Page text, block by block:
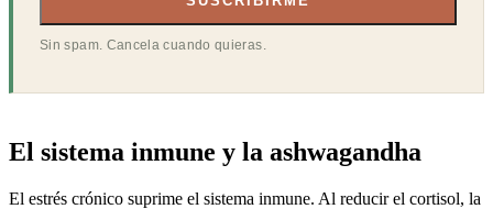
Sin spam. Cancela cuando quieras.
El sistema inmune y la ashwagandha
El estrés crónico suprime el sistema inmune. Al reducir el cortisol, la